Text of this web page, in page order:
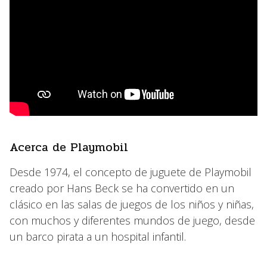
Acerca de Playmobil
Desde 1974, el concepto de juguete de Playmobil
creado por Hans Beck se ha convertido en un
clásico en las salas de juegos de los niños y niñas,
con muchos y diferentes mundos de juego, desde
un barco pirata a un hospital infantil.